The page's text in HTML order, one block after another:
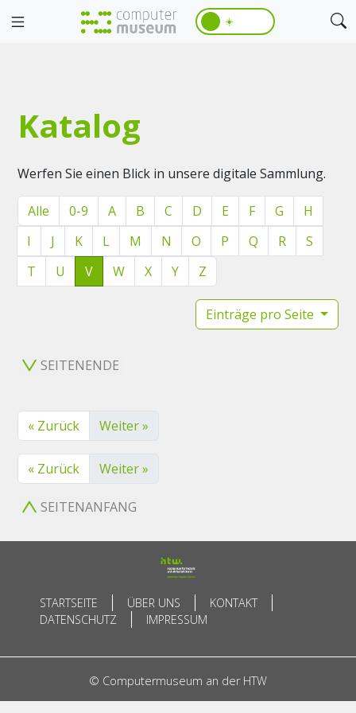
☀️
Katalog
Werfen Sie einen Blick in unsere digitale Sammlung.
Alle 0-9 A B C D E F G
H
I
J K L M N O P Q R
S
T
U V W X Y Z
Einträge pro Seite
SEITENENDE
« Zurück Weiter »
« Zurück Weiter »
SEITENANFANG
STARTSEITE ÜBER UNS
KONTAKT
DATENSCHUTZ
IMPRESSUM
© Computermuseum an der HTW